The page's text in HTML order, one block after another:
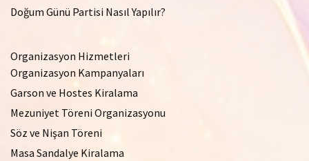
Doğum Günü Partisi Nasıl Yapılır?
Organizasyon Hizmetleri
Organizasyon Kampanyaları
Garson ve Hostes Kiralama
Mezuniyet Töreni Organizasyonu
Söz ve Nişan Töreni
Masa Sandalye Kiralama